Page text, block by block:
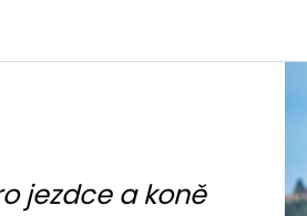
jezdce a koně